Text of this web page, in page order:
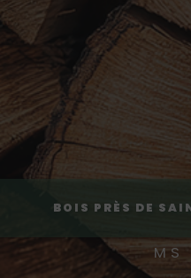
BOIS PRÈS DE
MS